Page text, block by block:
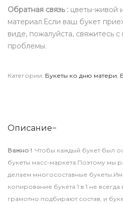
Обратная связь : цветы-живой
материал.Если ваш букет
виде, пожалуйста, свяжитесь
проблемы.
Категории: Букеты ко дню матери,
Описание
Важно ! Чтобы каждый букет был
букеты масс-маркета.Поэтому мы
делаем многосоставные
копирование букета 1 в 1 не
грамотно подбирают состав, и